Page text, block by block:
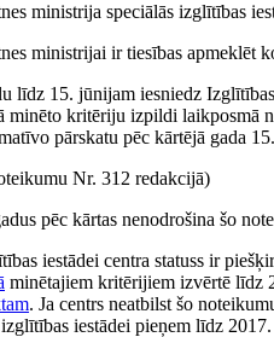
ministrija speciālās izglītības
ministrijai ir tiesības apmeklēt
līdz 15. jūnijam iesniedz
minēto kritēriju izpildi laikposmā
pārskatu pēc kārtējā gada
Nr. 312 redakcijā)
pēc kārtas nenodrošina šo
iestādei centra statuss ir
minētajiem kritērijiem izvērtē līdz
. Ja centrs neatbilst šo
iestādei pieņem līdz